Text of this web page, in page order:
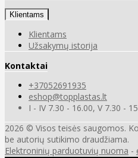
Klientams
Klientams
Užsakymų istorija
Kontaktai
+37052691935
eshop@topplastas.lt
I - IV 7.30 - 16.00, V 7.30 -
2026 © Visos teisės saugomos.
be autorių sutikimo draudžiama.
Elektroninių parduotuvių nuoma -